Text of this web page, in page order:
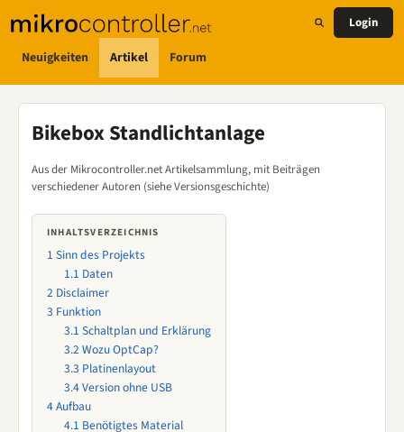
Neuigkeiten Artikel Forum
Login
Bikebox Standlichtanlage
Aus der Mikrocontroller.net Artikelsammlung, mit Beiträgen
verschiedener Autoren (siehe Versionsgeschichte)
INHALTSVERZEICHNIS
1 Sinn des Projekts
1.1 Daten
2 Disclaimer
3 Funktion
3.1 Schaltplan und Erklärung
3.2 Wozu OptCap?
3.3 Platinenlayout
3.4Version ohne USB
4Aufbau
4.1 Benötigtes Material